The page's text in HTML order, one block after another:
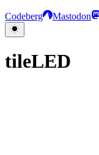
Codeberg Mastodon
tileLED